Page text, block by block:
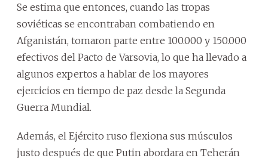
Se estima que entonces, cuando las tropas
soviéticas se encontraban combatiendo en
Afganistán, tomaron parte entre 100.000 y 150.000
efectivos del Pacto de Varsovia, lo que ha llevado a
algunos expertos a hablar de los mayores
ejercicios en tiempo de paz desde la Segunda
Guerra Mundial.
Además, el Ejército ruso flexiona sus músculos
justo después de que Putin abordara en Teherán